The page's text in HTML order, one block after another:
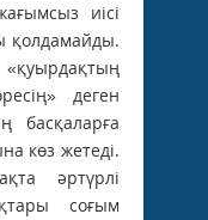
иісі
қолдамайды.
деген
басқаларға
көз жетеді.
әртүрлі
соғым